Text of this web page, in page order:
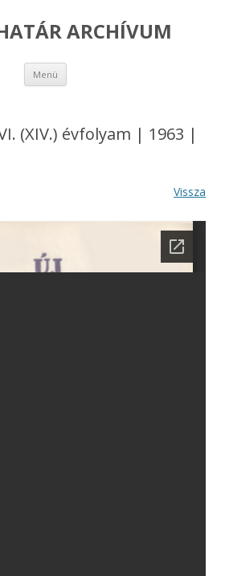
ARCHÍVUM
Menü Kilépés
tartalomba
(XIV.) évfolyam | 1963 |
Vissza